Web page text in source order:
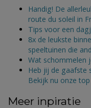
Handig! De
route du soleil in
Tips voor een
8x de leukste
speeltuinen die
Wat schommelen
Heb jij de gaafste
Bekijk nu onze top
Meer inpiratie